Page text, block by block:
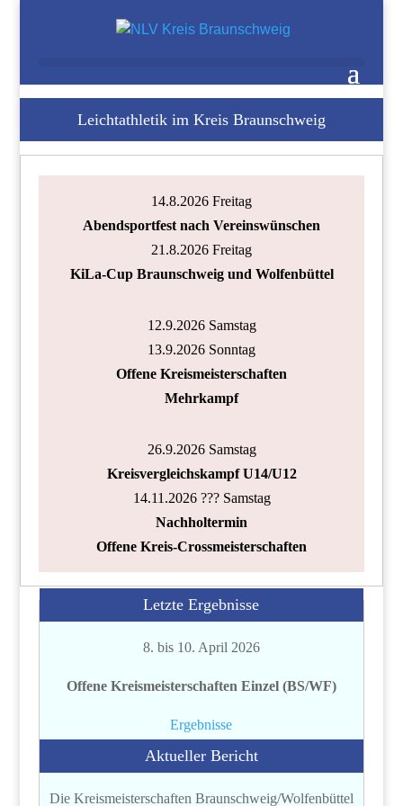
Leichtathletik im Kreis Braunschweig
14.8.2026 Freitag
Abendsportfest nach Vereinswünschen
21.8.2026 Freitag
KiLa-Cup Braunschweig und Wolfenbüttel
12.9.2026 Samstag
13.9.2026 Sonntag
Offene Kreismeisterschaften
Mehrkampf
26.9.2026 Samstag
Kreisvergleichskampf U14/U12
14.11.2026 ??? Samstag
Nachholtermin
Offene Kreis-Crossmeisterschaften
Letzte Ergebnisse
8. bis 10. April 2026
Offene Kreismeisterschaften Einzel (BS/WF)
Ergebnisse
Aktueller Bericht
Die Kreismeisterschaften Braunschweig/Wolfenbüttel